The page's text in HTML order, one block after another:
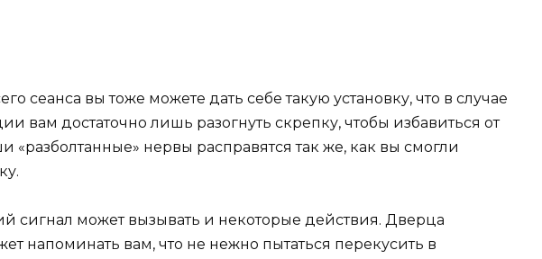
сеанса вы тоже можете дать себе такую установку, что в случае
вам достаточно лишь разогнуть скрепку, чтобы избавиться от
«разболтанные» нервы расправятся так же, как вы смогли
сигнал может вызывать и некоторые действия. Дверца
напоминать вам, что не нежно пытаться перекусить в